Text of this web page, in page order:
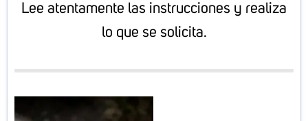
Lee atentamente las instrucciones y realiza
lo que se solicita.